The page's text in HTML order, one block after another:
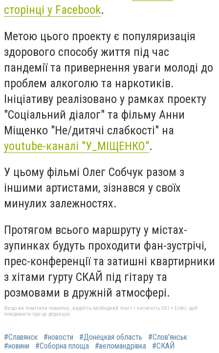
сторінці у Facebook.
Метою цього проекту є популяризація
здорового способу життя під час
пандемії та привернення уваги молоді до
проблем алкоголю та наркотиків.
Ініціативу реалізовано у рамках проекту
"Соціальний діалог" та фільму Анни
Міщенко "Не/дитячі слабкості" на
youtube-каналі "У_МІЩЕНКО".
У цьому фільмі Олег Собчук разом з
іншими артистами, зізнався у своїх
минулих залежностях.
Протягом всього маршруту у містах-
зупинках будуть проходити фан-зустрічі,
прес-конференції та затишні квартирники
з хітами гурту СКАЙ під гітару та
розмовами в дружній атмосфері.
Якщо ви помітили помилку, виділіть необхідний текст і натисніть Ctrl + Enter, щоб
повідомити про це редакцію
#Славянск #новости #Донецкая область
#Слов'янськ
#новини
#Соборна площа #веломандрівка #СКАЙ